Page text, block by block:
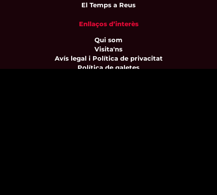
El Temps a Reus
Enllaços d’interès
Qui som
Visita'ns
Avís legal i Política de privacitat
Política de galetes